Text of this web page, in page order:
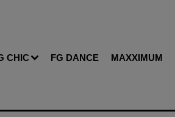
CHIC FG DANCE MAXXIMUM